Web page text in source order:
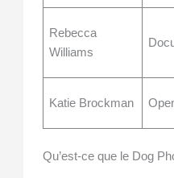
Rebecca
Williams
Katie Brockman
Qu’est-ce que le Dog